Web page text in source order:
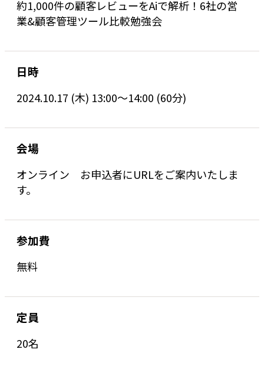
約1,000件の顧客レビューをAiで解析！6社の営
業&顧客管理ツール比較勉強会
日時
2024.10.17 (木) 13:00〜14:00 (60分)
会場
オンライン お申込者にURLをご案内いたしま
す。
参加費
無料
定員
20名